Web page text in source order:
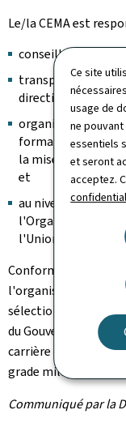
Ce site
usage de
ne
essentiels
et seront
acceptez.
Le/la CEMA est
conseille la
transpose les
directives et
organise le
formation,
la mise en
et
au niveau
l'Organisation du
l'Union
Conformément à la
l'organisation de
sélectionné/e sera
du Gouvernement
carrière du groupe
grade militaire de
Communiqué par la